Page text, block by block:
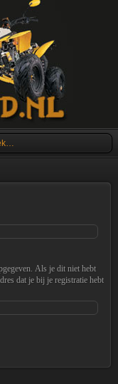
Als je dit niet hebt
dat je bij je registratie hebt